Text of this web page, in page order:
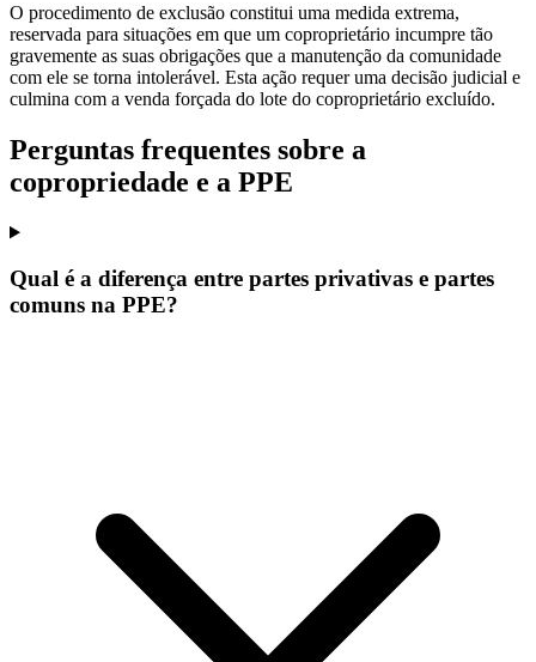
O procedimento de exclusão constitui uma medida extrema,
reservada para situações em que um coproprietário incumpre tão
gravemente as suas obrigações que a manutenção da comunidade
com ele se torna intolerável. Esta ação requer uma decisão judicial e
culmina com a venda forçada do lote do coproprietário excluído.
Perguntas frequentes sobre a
copropriedade e a PPE
Qual é a diferença entre partes privativas e partes
comuns na PPE?